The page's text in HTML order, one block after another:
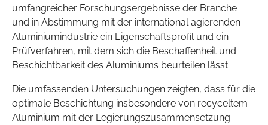
umfangreicher Forschungsergebnisse der Branche
und in Abstimmung mit der international agierenden
Aluminiumindustrie ein Eigenschaftsprofil und ein
Prüfverfahren, mit dem sich die Beschaffenheit und
Beschichtbarkeit des Aluminiums beurteilen lässt.
Die umfassenden Untersuchungen zeigten, dass für die
optimale Beschichtung insbesondere von recyceltem
Aluminium mit der Legierungszusammensetzung